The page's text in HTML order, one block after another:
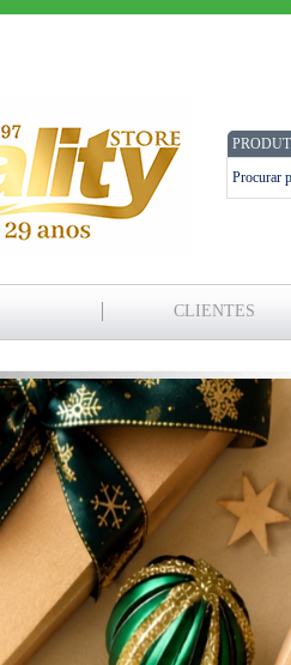
CLIENTES